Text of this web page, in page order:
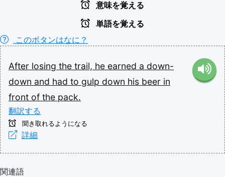
意味を覚える
単語を覚える
このボタンはなに？
After losing the trail, he earned a down-
down and had to gulp down his beer in
front of the pack.
翻訳する
聞き取れるようになる
詳細
関連語